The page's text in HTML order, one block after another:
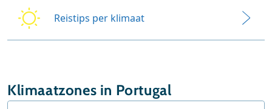
Reistips per klimaat
Klimaatzones in Portugal